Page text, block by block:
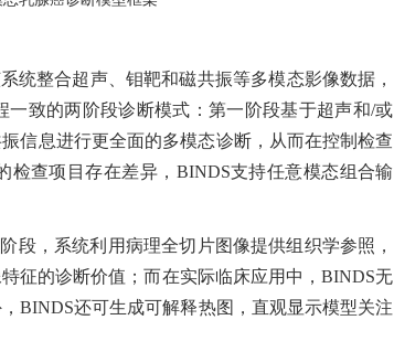
统整合超声、钼靶和磁共振等多模态影像数据 ，
一致的两阶段诊断模式 ：第一阶段基于超声和/或
信息进行更全面的多模态诊断，从而在控制检查
检查项目存在差异，BINDS支持任意模态组合输
段，系统利用病理全切片图像提供组织学参照，
征的诊断价值；而在实际临床应用中，BINDS无
BINDS还可生成可解释热图，直观显示模型关注